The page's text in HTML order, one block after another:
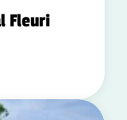
Fleuri